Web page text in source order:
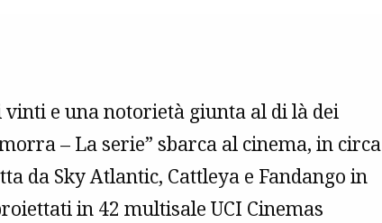
e una notorietà giunta al di là dei
– La serie” sbarca al cinema, in circa
da Sky Atlantic, Cattleya e Fandango in
in 42 multisale UCI Cinemas